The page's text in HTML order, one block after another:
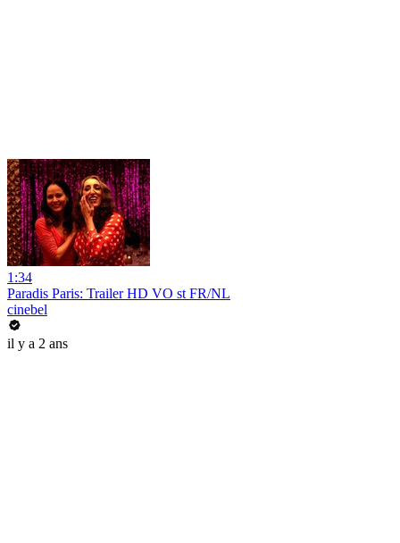
1:34
Paradis Paris: Trailer HD VO st FR/NL
cinebel
il y a 2 ans